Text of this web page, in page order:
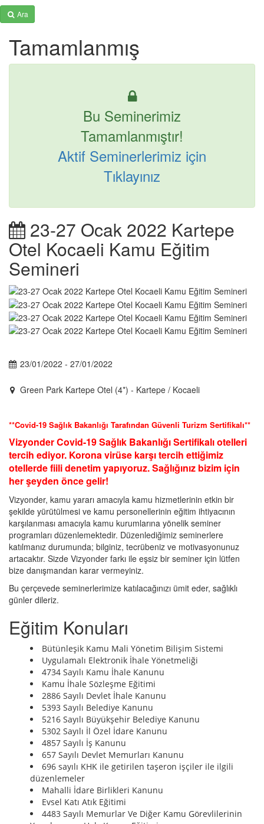
Ara
Tamamlanmış
Bu Seminerimiz
Tamamlanmıştır!
Aktif Seminerlerimiz için
Tıklayınız
23-27 Ocak 2022 Kartepe
Otel Kocaeli Kamu Eğitim
Semineri
23/01/2022 - 27/01/2022
Green Park Kartepe Otel (4*) - Kartepe / Kocaeli
**Covid-19 Sağlık Bakanlığı Tarafından Güvenli Turizm Sertifikalı**
Vizyonder Covid-19 Sağlık Bakanlığı Sertifikalı otelleri
tercih ediyor. Korona virüse karşı tercih ettiğimiz
otellerde fiili denetim yapıyoruz. Sağlığınız bizim için
her şeyden önce gelir!
Vizyonder, kamu yararı amacıyla kamu hizmetlerinin etkin bir
şekilde yürütülmesi ve kamu personellerinin eğitim ihtiyacının
karşılanması amacıyla kamu kurumlarına yönelik seminer
programları düzenlemektedir. Düzenlediğimiz seminerlere
katılmanız durumunda; bilginiz, tecrübeniz ve motivasyonunuz
artacaktır. Sizde Vizyonder farkı ile eşsiz bir seminer için lütfen
bize danışmandan karar vermeyiniz.
Bu çerçevede seminerlerimize katılacağınızı ümit eder, sağlıklı
günler dileriz.
Eğitim Konuları
Bütünleşik Kamu Mali Yönetim Bilişim Sistemi
Uygulamalı Elektronik İhale Yönetmeliği
4734 Sayılı Kamu İhale Kanunu
Kamu İhale Sözleşme Eğitimi
2886 Sayılı Devlet İhale Kanunu
5393 Sayılı Belediye Kanunu
5216 Sayılı Büyükşehir Belediye Kanunu
5302 Sayılı İl Özel İdare Kanunu
4857 Sayılı İş Kanunu
657 Sayılı Devlet Memurları Kanunu
696 sayılı KHK ile getirilen taşeron işçiler ile ilgili
düzenlemeler
Mahalli İdare Birlikleri Kanunu
Evsel Katı Atık Eğitimi
4483 Sayılı Memurlar Ve Diğer Kamu Görevlilerinin